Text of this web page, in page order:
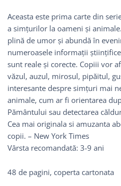
Aceasta este prima carte din
a simțurilor la oameni și
plină de umor și abundă în
numeroasele informații
sunt reale și corecte. Copiii vor
văzul, auzul, mirosul, pipăitul,
interesante despre simțuri mai
animale, cum ar fi orientarea
Pământului sau detectarea
Cea mai originala si amuzanta
copii. – New York Times
Vârsta recomandată: 3-9 ani
48 de pagini, coperta cartonata